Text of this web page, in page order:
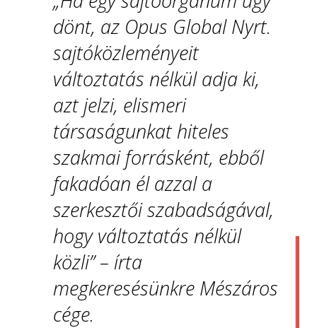
dönt, az Opus Global Nyrt.
sajtóközleményeit
változtatás nélkül adja ki,
azt jelzi, elismeri
társaságunkat hiteles
szakmai forrásként, ebből
fakadóan él azzal a
szerkesztői szabadságával,
hogy változtatás nélkül
közli” – írta
megkeresésünkre Mészáros
cége.